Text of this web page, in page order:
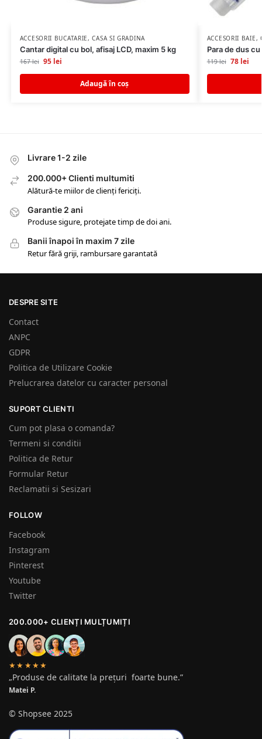
ACCESORII BUCATARIE,CASA SI GRADINA
Cantar digital cu bol, afisaj LCD, maxim 5 kg
167lei 95 lei
Adaugă în coș
ACCESORII BAIE,
Para de dus
119lei 78 lei
Livrare 1-2 zile
200.000+ Clienti multumiti
Alătură-te miilor de clienți fericiți.
Garantie 2 ani
Produse sigure, protejate timp de doi ani.
Banii înapoi în maxim 7 zile
Retur fără griji, rambursare garantată
DESPRE SITE
Contact
ANPC
GDPR
Politica de Utilizare Cookie
Prelucrarea datelor cu caracter personal
SUPORT CLIENTI
Cum pot plasa o comanda?
Termeni si conditii
Politica de Retur
Formular Retur
Reclamatii si Sesizari
FOLLOW
Facebook
Instagram
Pinterest
Youtube
Twitter
200.000+ CLIENȚI MULȚUMIȚI
★★★★★
„Produse de calitate la prețuri foarte bune.”
Matei P.
© Shopsee 2025